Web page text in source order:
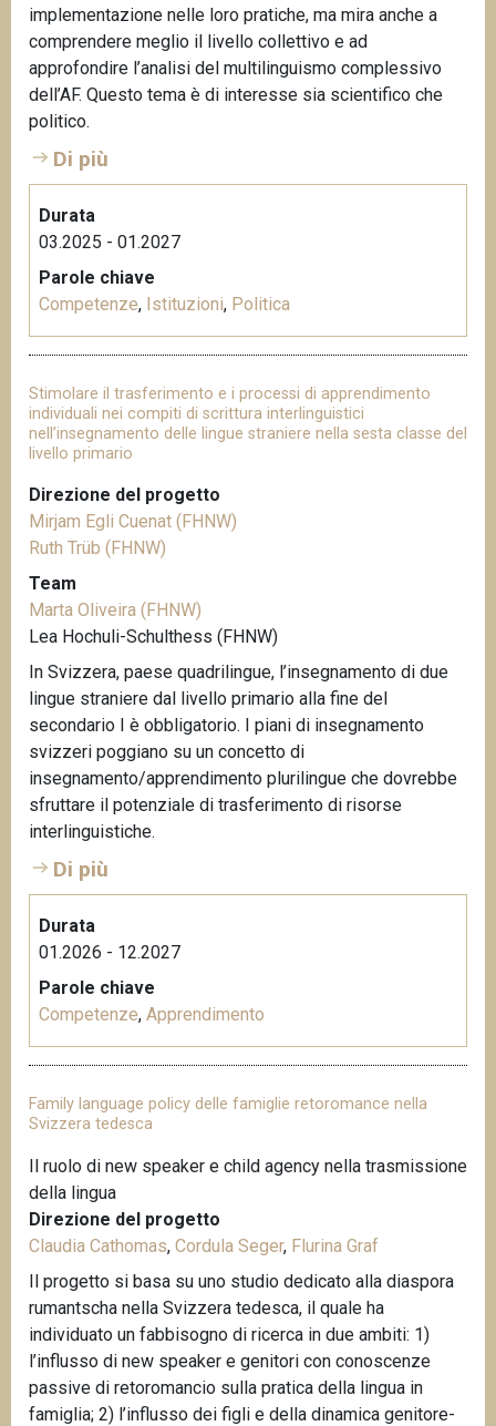
implementazione nelle loro pratiche, ma mira anche a
comprendere meglio il livello collettivo e ad
approfondire l’analisi del multilinguismo complessivo
dell’AF. Questo tema è di interesse sia scientifico che
politico.
Di più
Durata
03.2025 - 01.2027
Parole chiave
Competenze, Istituzioni, Politica
Stimolare il trasferimento e i processi di apprendimento
individuali nei compiti di scrittura interlinguistici
nell’insegnamento delle lingue straniere nella sesta classe del
livello primario
Direzione del progetto
Mirjam Egli Cuenat (FHNW)
Ruth Trüb (FHNW)
Team
Marta Oliveira (FHNW)
Lea Hochuli-Schulthess (FHNW)
In Svizzera, paese quadrilingue, l’insegnamento di due
lingue straniere dal livello primario alla fine del
secondario I è obbligatorio. I piani di insegnamento
svizzeri poggiano su un concetto di
insegnamento/apprendimento plurilingue che dovrebbe
sfruttare il potenziale di trasferimento di risorse
interlinguistiche.
Di più
Durata
01.2026 - 12.2027
Parole chiave
Competenze, Apprendimento
Family language policy delle famiglie retoromance nella
Svizzera tedesca
Il ruolo di new speaker e child agency nella trasmissione
della lingua
Direzione del progetto
Claudia Cathomas, Cordula Seger, Flurina Graf
Il progetto si basa su uno studio dedicato alla diaspora
rumantscha nella Svizzera tedesca, il quale ha
individuato un fabbisogno di ricerca in due ambiti: 1)
l’influsso di new speaker e genitori con conoscenze
passive di retoromancio sulla pratica della lingua in
famiglia; 2) l’influsso dei figli e della dinamica genitore-